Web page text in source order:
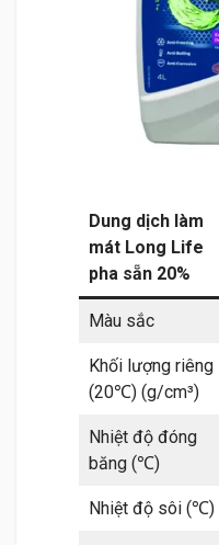
Dung dịch làm
mát Long Life
pha sẵn 20%
Màu sắc
Khối lượng riêng
(20℃) (g/cm³)
Nhiệt độ đóng
băng (℃)
Nhiệt độ sôi (℃)